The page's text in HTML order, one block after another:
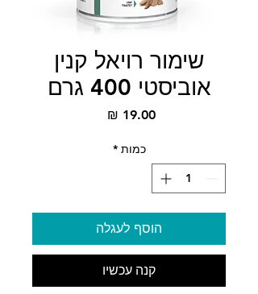
שימור רויאל קנין
אוביסטי 400 גרם
‏19.00 ‏₪
כמות *
הוסף לעגלה
קנה עכשיו